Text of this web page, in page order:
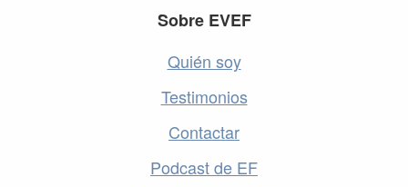
Sobre EVEF
Quién soy
Testimonios
Contactar
Podcast de EF